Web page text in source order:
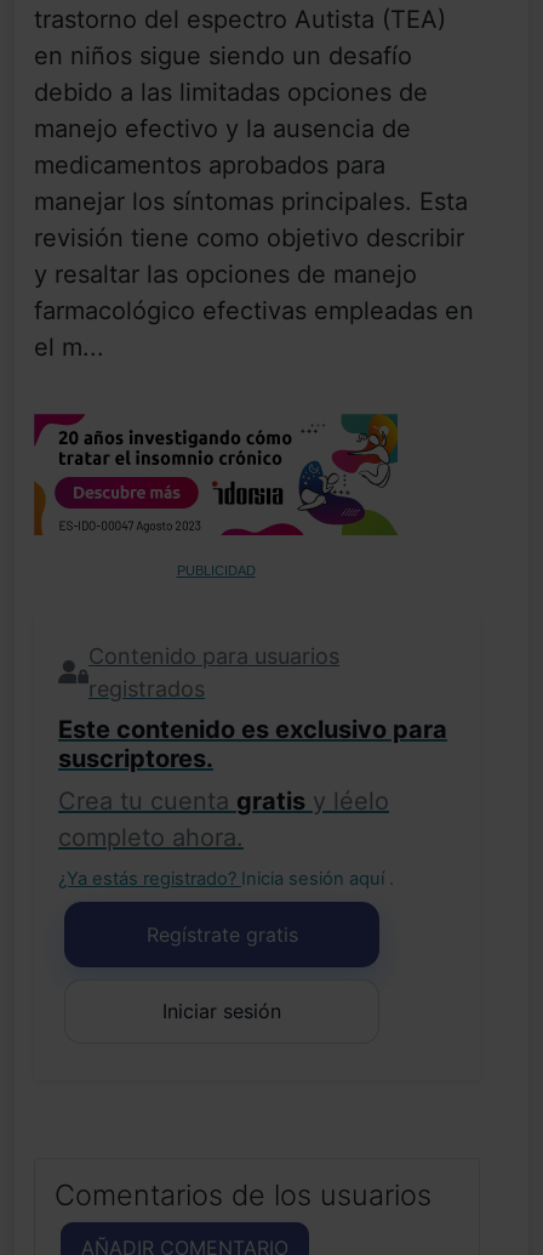
trastorno del espectro Autista (TEA)
en niños sigue siendo un desafío
debido a las limitadas opciones de
manejo efectivo y la ausencia de
medicamentos aprobados para
manejar los síntomas principales. Esta
revisión tiene como objetivo describir
y resaltar las opciones de manejo
farmacológico efectivas empleadas en
el m...
PUBLICIDAD
Contenido para usuarios
registrados
Este contenido es exclusivo para
suscriptores.
Crea tu cuenta gratis y léelo
completo ahora.
¿Ya estás registrado? Inicia sesión aquí .
Regístrate gratis
Iniciar sesión
Comentarios de los usuarios
AÑADIR COMENTARIO